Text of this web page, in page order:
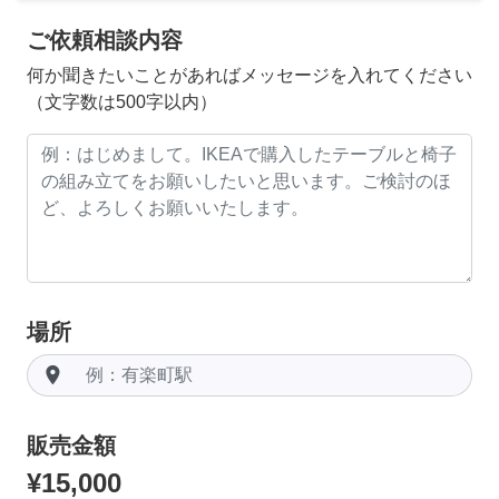
ご依頼相談内容
何か聞きたいことがあればメッセージを入れてください
（文字数は500字以内）
場所
room
販売金額
¥15,000